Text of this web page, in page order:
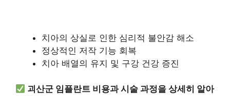
치아의 상실로 인한 심리적 불안감 해소
정상적인 저작 기능 회복
치아 배열의 유지 및 구강 건강 증진
괴산군 임플란트 비용과 시술 과정을 상세히 알아